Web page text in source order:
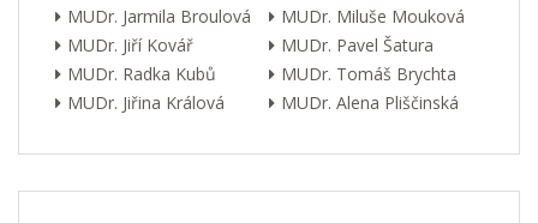
MUDr. Jarmila Broulová
MUDr. Miluše Mouková
MUDr. Jiří Kovář
MUDr. Pavel Šatura
MUDr. Radka Kubů
MUDr. Tomáš Brychta
MUDr. Jiřina Králová
MUDr. Alena Pliščinská